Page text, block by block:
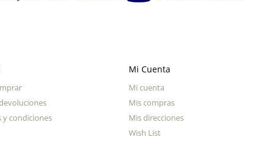
y condiciones
Mi Cuenta
Mi cuenta
Mis compras
Mis direcciones
Wish List